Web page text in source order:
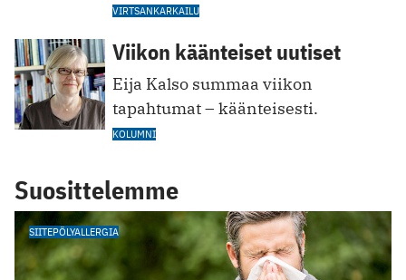
VIRTSANKARKAILU
Viikon käänteiset uutiset
Eija Kalso summaa viikon
tapahtumat – käänteisesti.
KOLUMNI
Suosittelemme
SIITEPÖLYALLERGIA